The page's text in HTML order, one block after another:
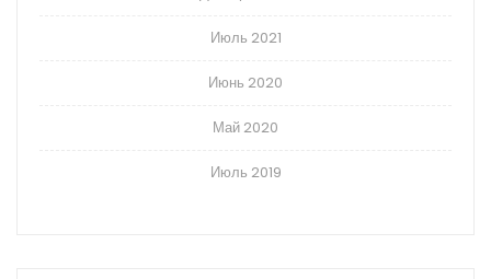
Июль 2021
Июнь 2020
Май 2020
Июль 2019